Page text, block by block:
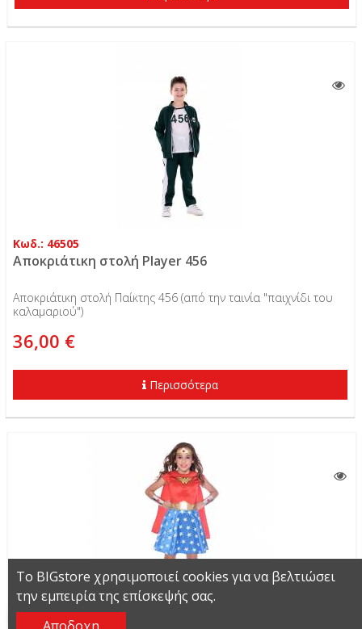
Κωδ.: 46505
Αποκριάτικη στολή Player 456
Αποκριάτικη στολή Παίκτης 456 (από την ταινία "παιχνίδι του
καλαμαριού")
36,00 €
Περισσότερα
Το BIGstore χρησιμοποιεί cookies για να βελτιώσει
την εμπειρία της επίσκεψής σας.